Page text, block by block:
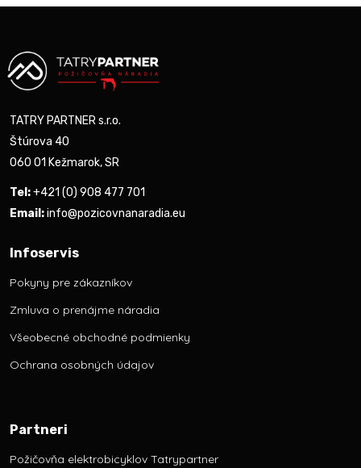
TATRY PARTNER s.r.o.
Štúrova 40
060 01 Kežmarok, SR
Tel:+421 (0) 908 477 701
Email:info@pozicovnanaradia.eu
Infoservis
Pokyny pre zákazníkov
Zmluva o prenájme náradia
Všeobecné obchodné podmienky
Ochrana osobných údajov
Partneri
Požičovňa elektrobicyklov Tatrypartner